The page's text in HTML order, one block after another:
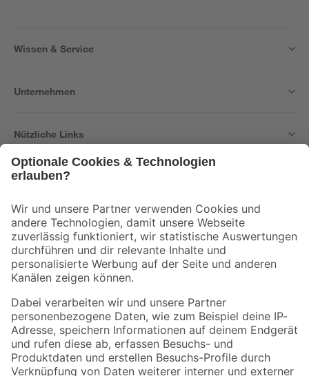
Wissen & Service
Unternehmen
Nützliche Links
Der toom Newsletter: Keine Angebote und Aktionen mehr verpassen!
Zur Newsletter Anmeldung
Folge uns
Zahlungsarten Versandarten